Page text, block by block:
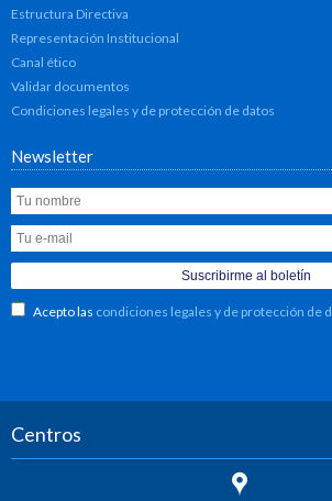
Estructura Directiva
Representación Institucional
Canal ético
Validar documentos
Condiciones legales y de protección de datos
Newsletter
Acepto las condiciones legales y de protección de
Centros